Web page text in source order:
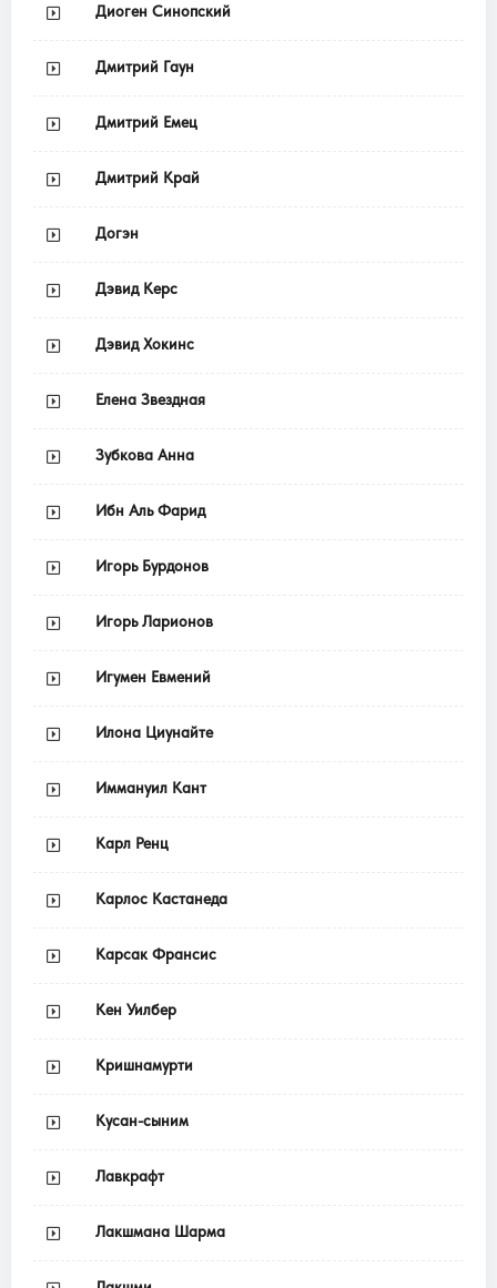
Диоген Синопский
Дмитрий Гаун
Дмитрий Емец
Дмитрий Край
Догэн
Дэвид Керс
Дэвид Хокинс
Елена Звездная
Зубкова Анна
Ибн Аль Фарид
Игорь Бурдонов
Игорь Ларионов
Игумен Евмений
Илона Циунайте
Иммануил Кант
Карл Ренц
Карлос Кастанеда
Карсак Франсис
Кен Уилбер
Кришнамурти
Кусан-сыним
Лавкрафт
Лакшмана Шарма